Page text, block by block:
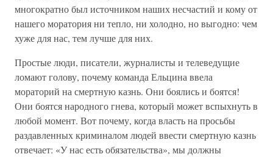
многократно был источником наших несчастий и кому от
нашего моратория ни тепло, ни холодно, но выгодно: чем
хуже для нас, тем лучше для них.
Простые люди, писатели, журналисты и телеведущие
ломают голову, почему команда Ельцина ввела
мораторий на смертную казнь. Они боялись и боятся!
Они боятся народного гнева, который может вспыхнуть в
любой момент. Вот почему, когда власть на просьбы
раздавленных криминалом людей ввести смертную казнь
отвечает: «У нас есть обязательства», мы должны